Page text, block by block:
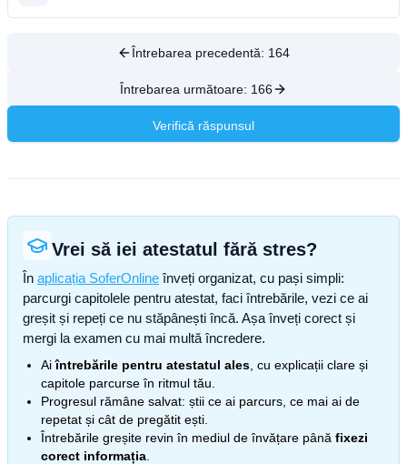
Întrebarea precedentă: 164
Întrebarea următoare: 166
Verifică răspunsul
Vrei să iei atestatul fără stres?
În aplicația SoferOnline înveți organizat, cu pași simpli:
parcurgi capitolele pentru atestat, faci întrebările, vezi ce ai
greșit și repeți ce nu stăpânești încă. Așa înveți corect și
mergi la examen cu mai multă încredere.
Aiîntrebările pentru atestatul ales , cu explicații clare și
capitole parcurse în ritmul tău.
Progresul rămâne salvat: știi ce ai parcurs, ce mai ai de
repetat și cât de pregătit ești.
Întrebările greșite revin în mediul de învățare până fixezi
corect informația